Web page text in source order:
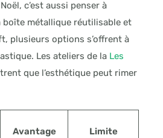
c’est aussi penser à
boîte métallique réutilisable et
plusieurs options s’offrent à
Les ateliers de la Les
que l’esthétique peut rimer
Avantage Limite